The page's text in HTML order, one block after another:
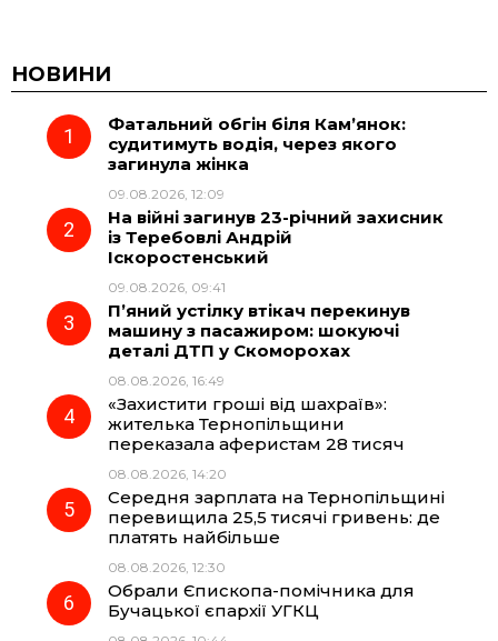
c
e
o
k
e
r
a
m
t
p
НОВИНИ
Фатальний обгін біля Кам’янок:
судитимуть водія, через якого
загинула жінка
09.08.2026, 12:09
На війні загинув 23-річний захисник
із Теребовлі Андрій
Іскоростенський
09.08.2026, 09:41
П’яний устілку втікач перекинув
машину з пасажиром: шокуючі
деталі ДТП у Скоморохах
08.08.2026, 16:49
«Захистити гроші від шахраїв»:
жителька Тернопільщини
переказала аферистам 28 тисяч
08.08.2026, 14:20
Середня зарплата на Тернопільщині
перевищила 25,5 тисячі гривень: де
платять найбільше
08.08.2026, 12:30
Обрали Єпископа-помічника для
Бучацької єпархії УГКЦ